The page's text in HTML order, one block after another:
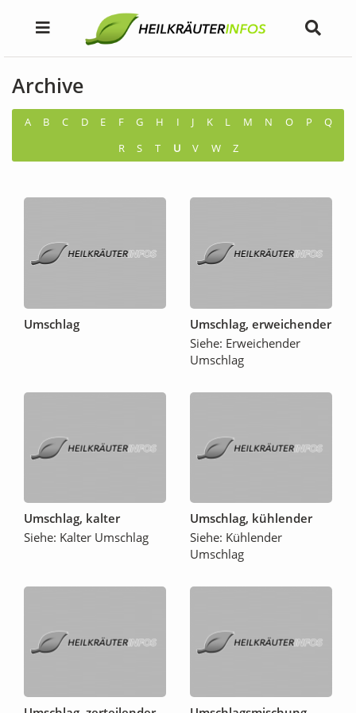
Archive
A B C D E F G H I J K L M N O P
Q
R
S T U V W Z
Umschlag
Umschlag, erweichender
Siehe: Erweichender
Umschlag
Umschlag, kalter
Siehe: Kalter Umschlag
Umschlag, kühlender
Siehe: Kühlender
Umschlag